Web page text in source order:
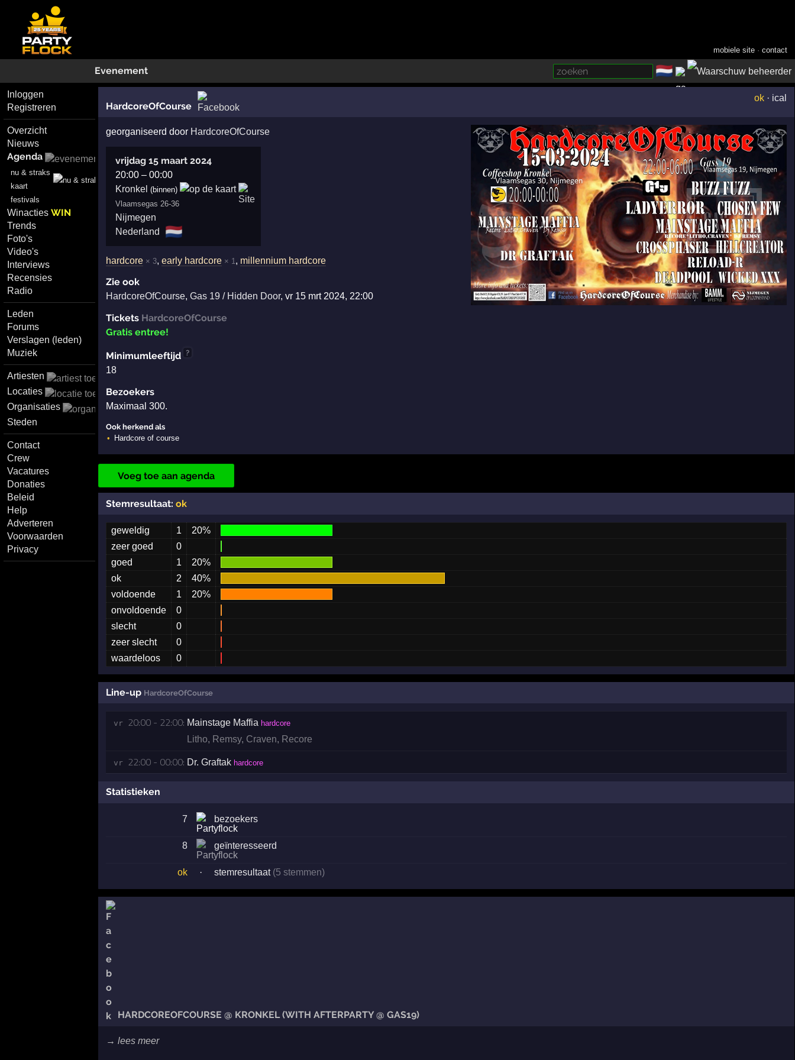
mobiele site ·contact
Evenement 🇳🇱
Inloggen
Registreren
Overzicht
Nieuws
Agenda
nu & straks
kaart
festivals
WinactiesWIN
Trends
Foto's
Video's
Interviews
Recensies
Radio
Leden
Forums
Verslagen (leden)
Muziek
Artiesten
Locaties
Organisaties
Steden
Contact
Crew
Vacatures
Donaties
Beleid
Help
Adverteren
Voorwaarden
Privacy
HardcoreOfCourse
ok · ical
georganiseerd door HardcoreOfCourse
vrijdag 15 maart 2024
20:00– 00:00
Kronkel (binnen)
Vlaamsegas 26-36
Nijmegen
Nederland
🇳🇱
hardcore × 3, early hardcore × 1 , millennium hardcore
Zie ook
HardcoreOfCourse, Gas 19 / Hidden Door, vr 15 mrt 2024, 22:00
Tickets HardcoreOfCourse
Gratis entree!
Minimumleeftijd ?
18
Bezoekers
Maximaal 300.
Ook herkend als
Hardcore of course
Voeg toe aan agenda
Stemresultaat: ok
geweldig 1
20%
zeer goed
0
goed
1
20%
ok
2
40%
voldoende
1
20%
onvoldoende
0
slecht
0
zeer slecht
0
waardeloos
0
Line-up HardcoreOfCourse
vr 20:00 - 22:00: Mainstage Maffia hardcore
Litho, Remsy, Craven, Recore
vr 22:00 - 00:00: Dr. Graftak hardcore
Statistieken
7 bezoekers
8 geïnteresseerd
ok · stemresultaat (5 stemmen)
HARDCOREOFCOURSE @ KRONKEL (WITH AFTERPARTY @ GAS19)
→ lees meer